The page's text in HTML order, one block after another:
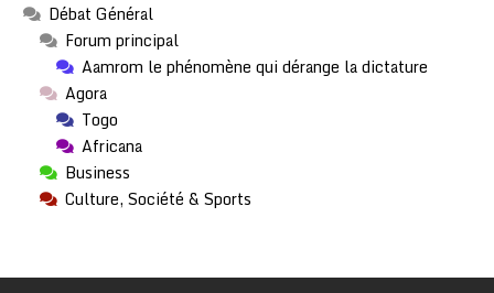
Débat Général
Forum principal
Aamrom le phénomène qui dérange la dictature
Agora
Togo
Africana
Business
Culture, Société & Sports